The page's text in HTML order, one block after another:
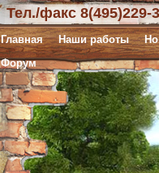
Тел./факс 8(495)229-
Главная Наши работы
Форум